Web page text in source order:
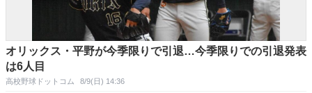
オリックス・平野が今季限りで引退…今季限りでの引退発表
は6人目
高校野球ドットコム 8/9(日) 14:36